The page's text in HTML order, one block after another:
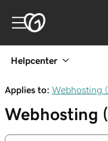
Helpcenter
Applies to: Webhosting
Webhosting